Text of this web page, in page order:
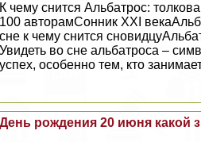
К чему снится Альбатрос:
100 авторамСонник XXI
сне к чему снится
Увидеть во сне альбатроса –
успех, особенно тем, кто
День рождения 20 июня какой